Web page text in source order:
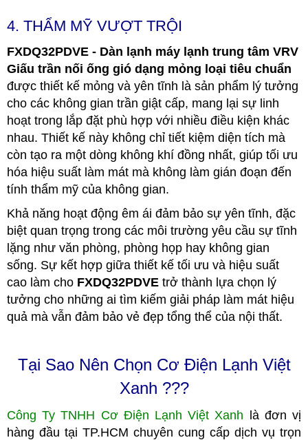
4. THẨM MỸ VƯỢT TRỘI
FXDQ32PDVE - Dàn lạnh máy lạnh trung tâm VRV
Giấu trần nối ống gió dạng mỏng loại tiêu chuẩn
được thiết kế mỏng và yên tĩnh là sản phẩm lý tưởng
cho các không gian trần giật cấp, mang lại sự linh
hoạt trong lắp đặt phù hợp với nhiều điều kiện khác
nhau. Thiết kế này không chỉ tiết kiệm diện tích mà
còn tạo ra một dòng không khí đồng nhất, giúp tối ưu
hóa hiệu suất làm mát mà không làm gián đoạn đến
tính thẩm mỹ của không gian.
Khả năng hoạt động êm ái đảm bảo sự yên tĩnh, đặc
biệt quan trọng trong các môi trường yêu cầu sự tĩnh
lặng như văn phòng, phòng họp hay không gian
sống. Sự kết hợp giữa thiết kế tối ưu và hiệu suất
cao làm cho FXDQ32PDVE trở thành lựa chọn lý
tưởng cho những ai tìm kiếm giải pháp làm mát hiệu
quả mà vẫn đảm bảo vẻ đẹp tổng thể của nội thất.
Tại Sao Nên Chọn Cơ Điện Lạnh Việt
Xanh ???
Công Ty TNHH Cơ Điện Lạnh Việt Xanh là đơn vị
hàng đầu tại TP.HCM chuyên cung cấp dịch vụ trọn